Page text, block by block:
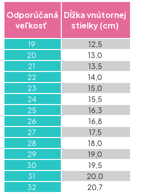
Odporúčaná
veľkosť
Dĺžka vnútornej
stielky (cm)
19
12,5
20
13,0
21
13,5
22
14,0
23
15,0
24
15,5
25
16,3
26
16,8
27
17,5
28
18,0
29
19,0
30
19,5
31
20,0
32
20,7